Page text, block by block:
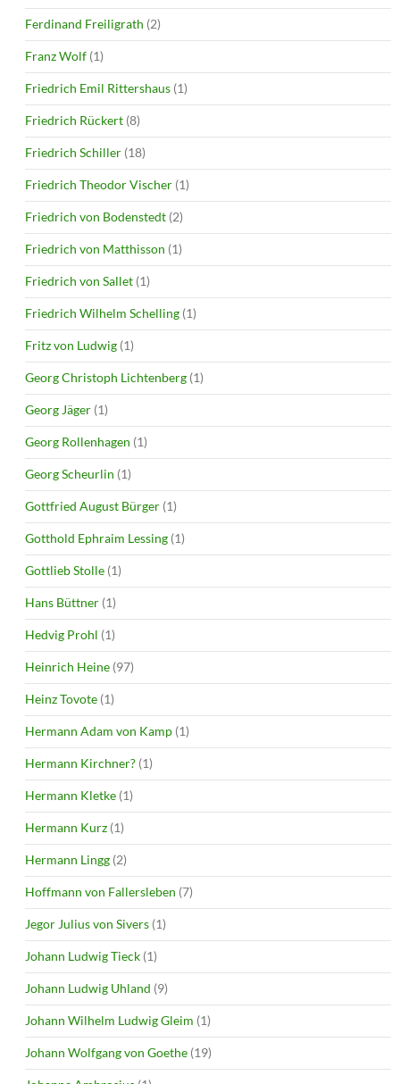
Ferdinand Freiligrath (2)
Franz Wolf (1)
Friedrich Emil Rittershaus (1)
Friedrich Rückert (8)
Friedrich Schiller (18)
Friedrich Theodor Vischer (1)
Friedrich von Bodenstedt (2)
Friedrich von Matthisson (1)
Friedrich von Sallet (1)
Friedrich Wilhelm Schelling (1)
Fritz von Ludwig (1)
Georg Christoph Lichtenberg (1)
Georg Jäger (1)
Georg Rollenhagen (1)
Georg Scheurlin (1)
Gottfried August Bürger (1)
Gotthold Ephraim Lessing (1)
Gottlieb Stolle (1)
Hans Büttner (1)
Hedvig Prohl (1)
Heinrich Heine (97)
Heinz Tovote (1)
Hermann Adam von Kamp (1)
Hermann Kirchner? (1)
Hermann Kletke (1)
Hermann Kurz (1)
Hermann Lingg (2)
Hoffmann von Fallersleben (7)
Jegor Julius von Sivers (1)
Johann Ludwig Tieck (1)
Johann Ludwig Uhland (9)
Johann Wilhelm Ludwig Gleim (1)
Johann Wolfgang von Goethe (19)